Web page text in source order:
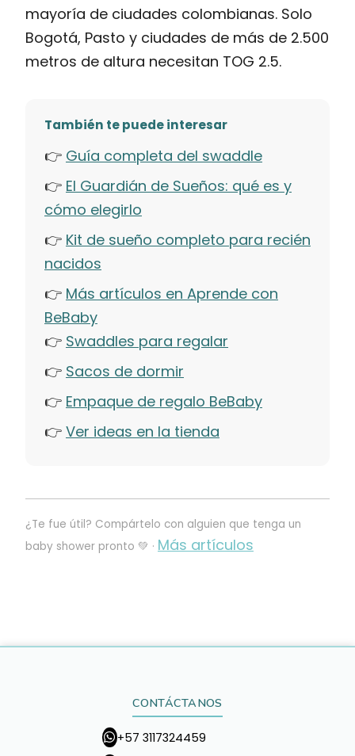
mayoría de ciudades colombianas. Solo
Bogotá, Pasto y ciudades de más de 2.500
metros de altura necesitan TOG 2.5.
También te puede interesar
👉 Guía completa del swaddle
👉 El Guardián de Sueños: qué es y
cómo elegirlo
👉 Kit de sueño completo para recién
nacidos
👉 Más artículos en Aprende con
BeBaby
👉 Swaddles para regalar
👉 Sacos de dormir
👉 Empaque de regalo BeBaby
👉 Ver ideas en la tienda
¿Te fue útil? Compártelo con alguien que tenga un
baby shower pronto 💚 · Más artículos
CONTÁCTANOS
+57 3117324459